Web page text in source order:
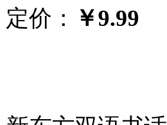
定价： ￥9.99